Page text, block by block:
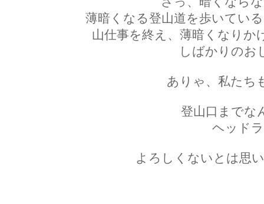
薄暗くなる登山道を歩いてい
山仕事を終え、薄暗くなりか
しばかりのお
ありゃ、私たち
登山口までな
ヘッド
よろしくないとは思